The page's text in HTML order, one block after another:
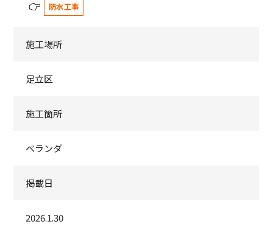
防水工事
施工場所
足立区
施工箇所
ベランダ
掲載日
2026.1.30